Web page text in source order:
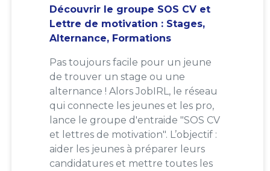
Découvrir le groupe SOS CV et
Lettre de motivation : Stages,
Alternance, Formations
Pas toujours facile pour un jeune
de trouver un stage ou une
alternance ! Alors JobIRL, le réseau
qui connecte les jeunes et les pro,
lance le groupe d'entraide "SOS CV
et lettres de motivation". L’objectif :
aider les jeunes à préparer leurs
candidatures et mettre toutes les